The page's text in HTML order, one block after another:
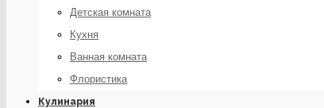
Детская комната
Кухня
Ванная комната
Флористика
Кулинария